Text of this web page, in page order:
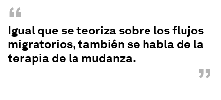
“
Igual que se teoriza sobre los flujos
migratorios, también se habla de la
terapia de la mudanza.
”